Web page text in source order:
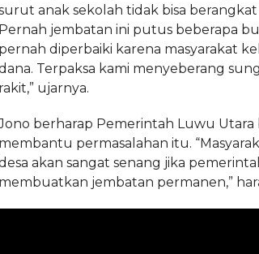
anak sekolah tidak bisa berangkat
Pernah jembatan ini putus beberapa
pernah diperbaiki karena masyarakat
Terpaksa kami menyeberang
rakit,” ujarnya.
berharap Pemerintah Luwu Utara
membantu permasalahan itu.
akan sangat senang jika
membuatkan jembatan permanen,”